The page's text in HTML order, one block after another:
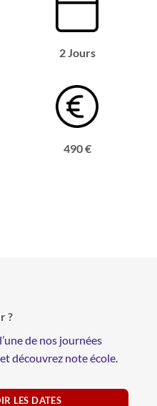
2 Jours
490 €
?
de nos journées
découvrez note école.
LES DATES